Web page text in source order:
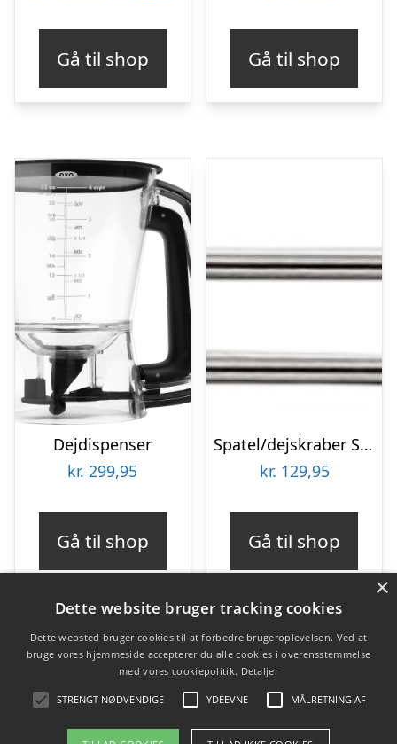
var:
kr. 109,00.kr. 76,30.
Gå til shop Gå til shop
Dejdispenser
kr. 299,95
Gå til shop
Spatel/dejskraber Smal 20 cm Stål/hvid
kr. 129,95
Gå til shop
Varekategorier
Produkter
×
Dette website bruger tracking cookies
Dette websted bruger cookies til at forbedre brugeroplevelsen. Ved at
bruge vores hjemmeside accepterer du alle cookies i overensstemmelse
med vores cookiepolitik. Detaljer
STRENGT NØDVENDIGE YDEEVNE MÅLRETNING AF